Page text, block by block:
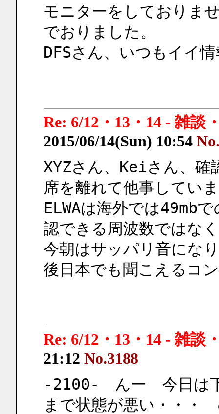
モニターをしておりま
でおりました。
DFSさん、いつもイイ
Re: 6/12・13・14 - 雑談
2015/06/14(Sun) 10:54
XYZさん、Keiさん、確
席を離れて他事してい
ELWAは海外では49mb
認できる周波数ではな
今朝はサッパリ音にな
後日本でも聞こえるコ
Re: 6/12・13・14 - 雑談
21:12 No.3188
-2100-　んー　今日は
まで状態が悪い・・・